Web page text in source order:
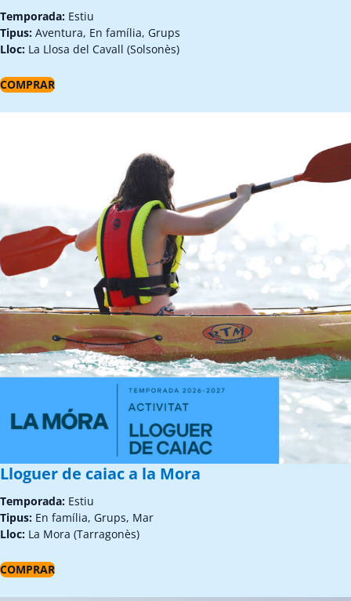
Temporada: Estiu
Tipus: Aventura, En família, Grups
Lloc: La Llosa del Cavall (Solsonès)
COMPRAR
Lloguer de caiac a la Mora
Temporada: Estiu
Tipus: En família, Grups, Mar
Lloc: La Mora (Tarragonès)
COMPRAR